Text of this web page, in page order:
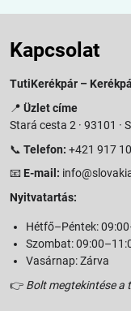
Kapcsolat
TutiKerékpár –
📍 Üzlet címe
Stará cesta 2 · 93101 ·
📞 Telefon: +421 917
📧 E-mail:
Nyitvatartás:
Hétfő–Péntek:
Szombat:
Vasárnap: Zárva
👉 Bolt megtekintése a